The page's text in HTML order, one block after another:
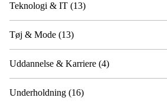
Teknologi & IT (13)
Tøj & Mode (13)
Uddannelse & Karriere (4)
Underholdning (16)